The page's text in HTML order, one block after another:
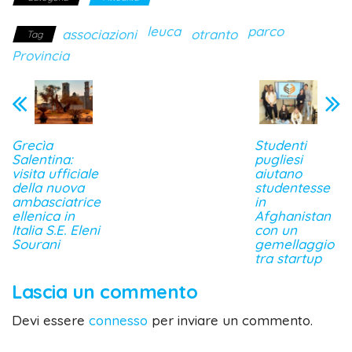
Tag associazioni leuca otranto
parco
Provincia
Grecìa
Salentina:
visita ufficiale
della nuova
ambasciatrice
ellenica in
Italia S.E. Eleni
Sourani
Studenti
pugliesi
aiutano
studentesse
in
Afghanistan
con un
gemellaggio
tra startup
Lascia un commento
Devi essere connesso per inviare un commento.